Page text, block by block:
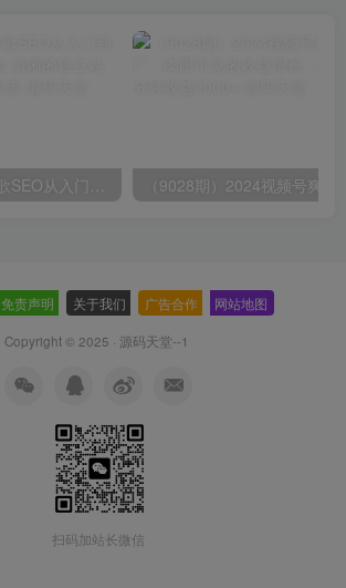
免责声明 关于我们 广告合作 网站地图
Copyright © 2025 · 源码天堂--1
扫码加站长微信